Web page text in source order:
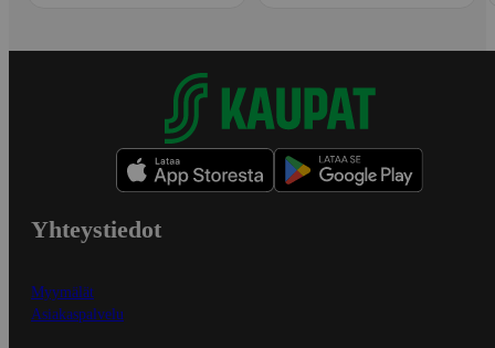
Yhteystiedot
Myymälät
Asiakaspalvelu